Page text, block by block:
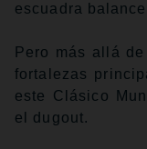
escuadra
Pero más allá
fortalezas
este Clásico
el dugout.